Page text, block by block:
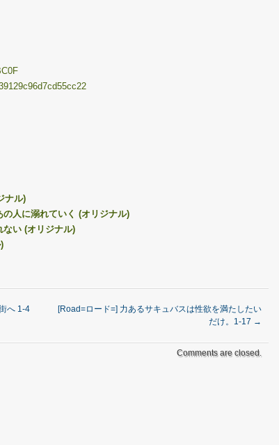
ナル)
人に溺れていく (オリジナル)
ない (オリジナル)
へ 1-4
[Road=ロード=] 力あるサキュバスは性欲を満たしたい
だけ。1-17 →
Comments are closed.